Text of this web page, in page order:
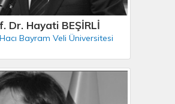
Dr. Hayati BEŞİRLİ
Bayram Veli Üniversitesi